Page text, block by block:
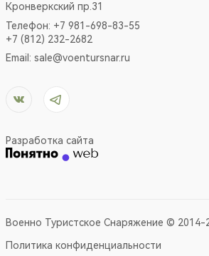
Кронверкский пр.31
Телефон: +7 981-698-83-55
+7 (812) 232-2682
Email: sale@voentursnar.ru
Разработка сайта
Военно Туристское Снаряжение © 2014-
Политика конфиденциальности